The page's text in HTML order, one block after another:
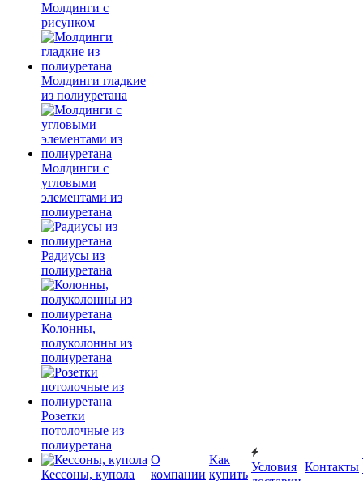
Молдинги c
рисунком
Молдинги гладкие
из полиуретана
Молдинги с
угловыми
элементами из
полиуретана
Радиусы из
полиуретана
Колонны,
полуколонны из
полиуретана
Розетки
потолочные из
полиуретана
Кессоны, купола
О
компании
Как
купить
Условия Контакты